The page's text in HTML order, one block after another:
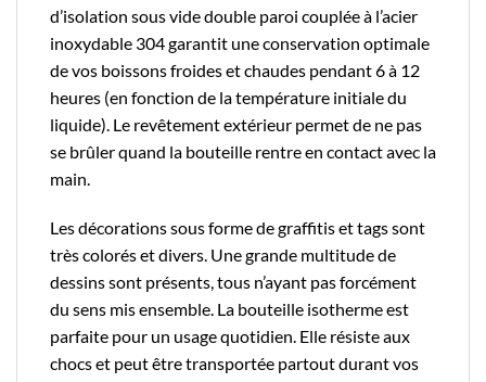
d’isolation sous vide double paroi couplée à l’acier
inoxydable 304garantit une conservation optimale
de vos boissons froides et chaudes pendant 6 à 12
heures (en fonction de la température initiale du
liquide). Le revêtement extérieur permet de ne pas
se brûler quand la bouteille rentre en contact avec la
main.
Les décorations sous forme de graffitis et tags sont
très colorés et divers. Une grande multitude de
dessins sont présents, tous n’ayant pas forcément
du sens mis ensemble. La bouteille isotherme est
parfaite pour un usage quotidien. Elle résiste aux
chocs et peut être transportée partout durant vos